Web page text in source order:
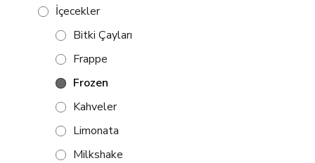
İçecekler
Bitki Çayları
Frappe
Frozen
Kahveler
Limonata
Milkshake